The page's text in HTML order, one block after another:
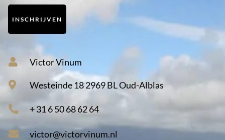
INSCHRIJVEN
Victor Vinum
Westeinde 18 2969 BL Oud-Alblas
+ 31 6 50 68 62 64
victor@victorvinum.nl